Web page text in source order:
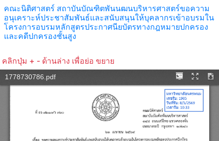
คณะนิติศาสตร์ สถาบันบัณฑิตพันนฒนบริหารศาสตร์ขอความ
อนุเคราะห์ประชาสัมพันธ์และสนับสนุนให้บุคลากรเข้าอบรมใน
โครงการอบรมหลักสูตรประกาศนียบัตรทางกฎหมายปกครอง
และคดีปกครองชั้นสูง
คลิกปุ่ม + - ด้านล่าง เพื่อย่อ ขยาย